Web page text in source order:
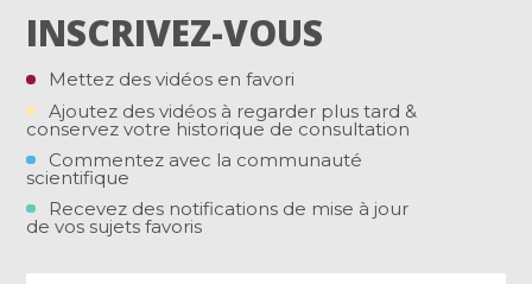
INSCRIVEZ-VOUS
Mettez des vidéos en favori
Ajoutez des vidéos à regarder plus tard &
conservez votre historique de consultation
Commentez avec la communauté
scientifique
Recevez des notifications de mise à jour
de vos sujets favoris